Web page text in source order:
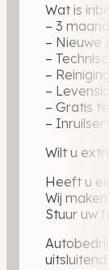
Wat is
– 3
– Nieuwe
–
–
–
– Gratis
–
Wilt u
Heeft u
Wij
Stuur uw